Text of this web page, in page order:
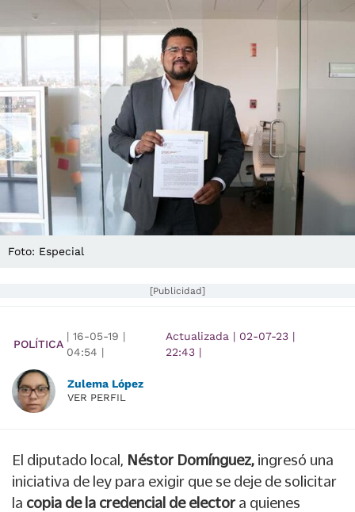
Foto: Especial
[Publicidad]
POLÍTICA
| 16-05-19 |
04:54 |
Actualizada | 02-07-23 |
22:43|
Zulema López
VER PERFIL
El diputado local, Néstor Domínguez, ingresó una
iniciativa de ley para exigir que se deje de solicitar
la copia de la credencial de elector a quienes